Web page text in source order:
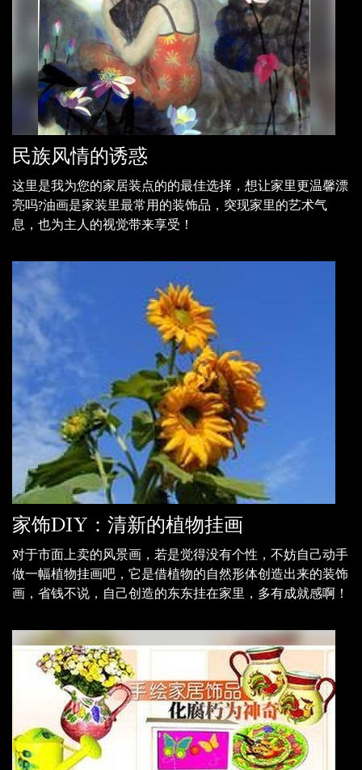
民族风情的诱惑
这里是我为您的家居装点的的最佳选择，想让家里更温馨漂
亮吗?油画是家装里最常用的装饰品，突现家里的艺术气
息，也为主人的视觉带来享受！
家饰DIY：清新的植物挂画
对于市面上卖的风景画，若是觉得没有个性，不妨自己动手
做一幅植物挂画吧，它是借植物的自然形体创造出来的装饰
画，省钱不说，自己创造的东东挂在家里，多有成就感啊！